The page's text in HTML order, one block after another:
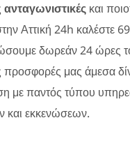
ανταγωνιστικές και
Αττική 24h καλέστε
δωρεάν 24 ώρες
προσφορές μας άμεσα
με παντός τύπου
και εκκενώσεων.